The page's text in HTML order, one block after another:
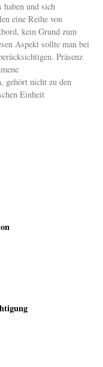
haben und sich
eine Reihe von
kein Grund zum
Aspekt sollte man bei
Präsenz
gehört nicht zu den
Einheit